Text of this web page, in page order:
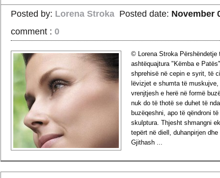
Posted by: Lorena Stroka Posted date: November
comment : 0
© Lorena Stroka Përshëndetje
ashtëquajtura "Këmba e
shprehisë në cepin e syrit, të
lëvizjet e shumta të
vrenjtjesh e herë në formë
nuk do të thotë se duhet të
buzëqeshni, apo të qëndroni
skulptura. Thjesht shmangni
tepërt në diell, duhanpirjen
Gjithash ...